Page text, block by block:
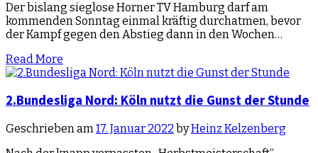
Der bislang sieglose Horner TV Hamburg darf am
kommenden Sonntag einmal kräftig durchatmen, bevor
der Kampf gegen den Abstieg dann in den Wochen…
Read More
2.Bundesliga Nord: Köln nutzt die Gunst der Stunde
Geschrieben am17. Januar 2022 byHeinz Kelzenberg